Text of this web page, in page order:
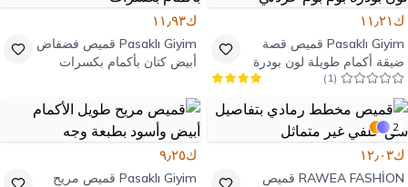
ك١١٫٢١
Pasaklı Giyim قميص قصة
ضيقة أكمام طويلة لون بودرة
بوم بوم خردلي
(
1
)
ك١١٫٩٣
Pasaklı Giyim قميص فضفاض
أبيض كتان بأكمام بكسرات
2
ك١٢٫٠٣
RAWEA FASHİON قميص
ك٩٫٢٥
Pasaklı Giyim قميص مريح